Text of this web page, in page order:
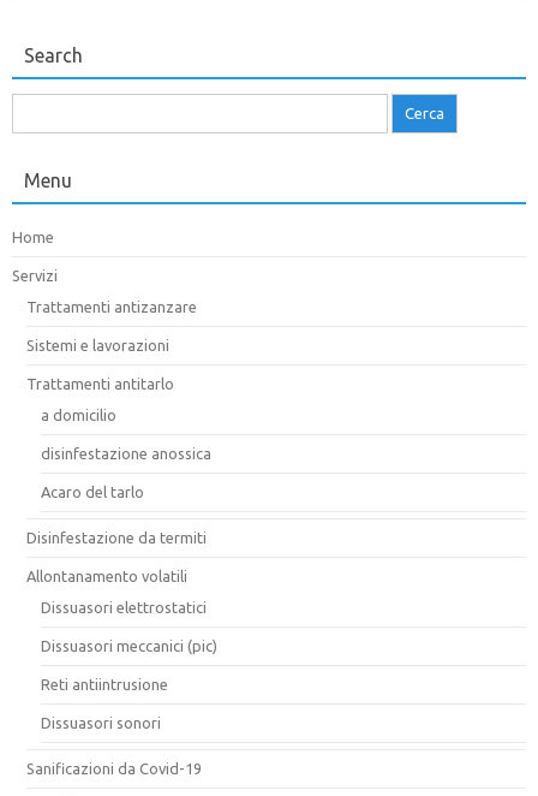
Search
per:
Menu
Home
Servizi
Trattamenti antizanzare
Sistemi e lavorazioni
Trattamenti antitarlo
a domicilio
disinfestazione anossica
Acaro del tarlo
Disinfestazione da termiti
Allontanamento volatili
Dissuasori elettrostatici
Dissuasori meccanici (pic)
Reti antiintrusione
Dissuasori sonori
Sanificazioni da Covid-19